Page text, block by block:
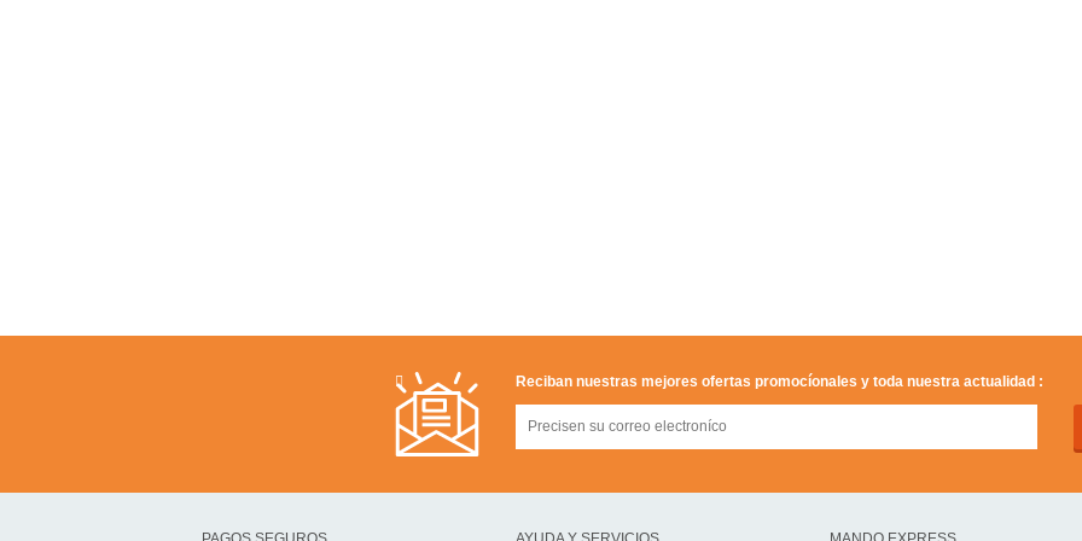
Reciban nuestras mejores ofertas promocíonales y toda nuestra actualidad :